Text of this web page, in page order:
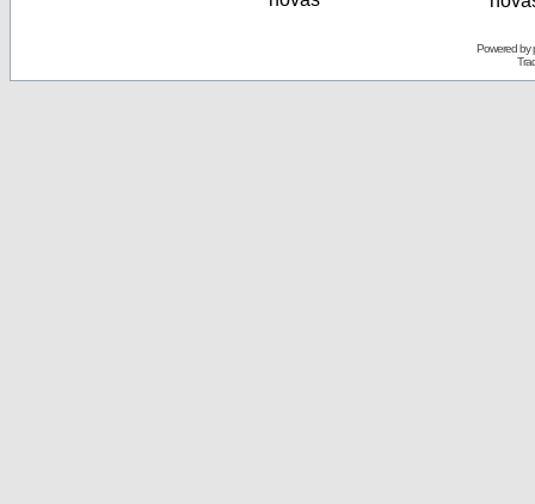
Powered by